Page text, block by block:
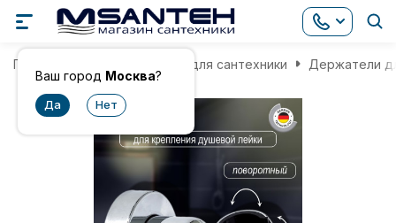
Ваш город Москва?
Главная Комплектующие для сантехники Держатели